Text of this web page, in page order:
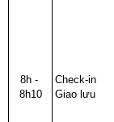
8h -
8h10
Check-in
Giao lưu